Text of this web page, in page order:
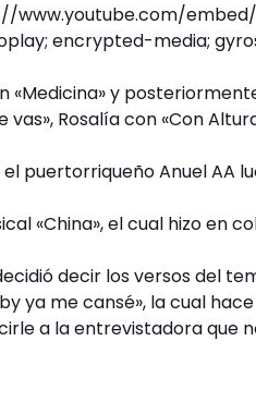
www.youtube.com/embed/
encrypted-media;
y
vas», Rosalía con «Con
puertorriqueño Anuel AA
«China», el cual hizo en
decir los versos del
ya me cansé», la cual
a la entrevistadora que